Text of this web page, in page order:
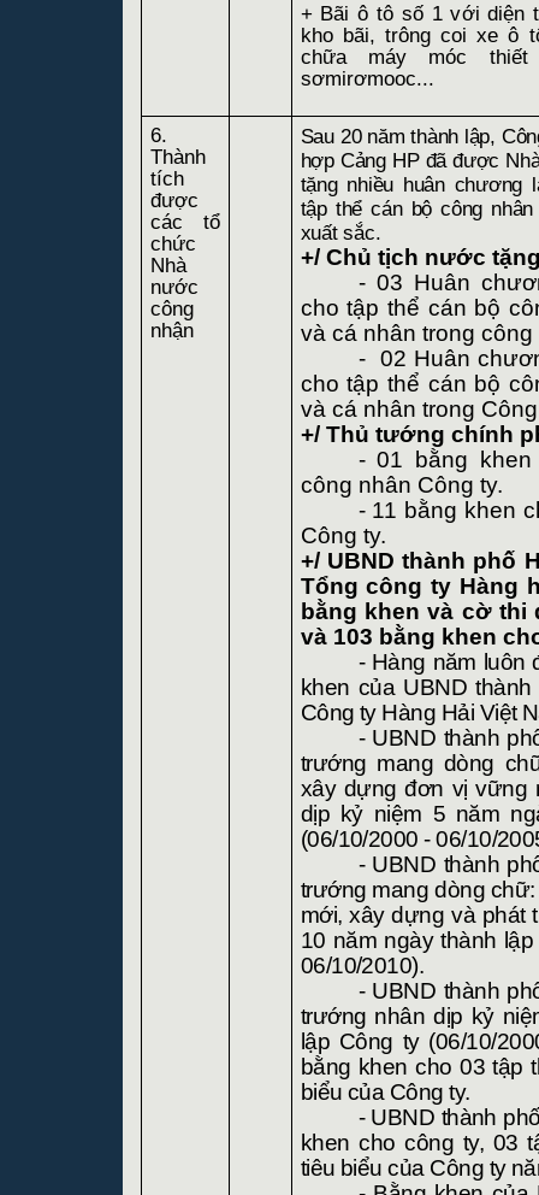
+ Bãi ô tô số 1 với diện
kho bãi, trông coi xe ô
chữa máy móc
sơmirơmooc...
6.
Thành
tích
được
các tổ
chức
Nhà
nước
công
nhận
Sau 20 năm thành lập,
hợp Cảng HP đã được
tặng nhiều huân chương
tập thể cán bộ công
xuất sắc.
+/ Chủ tịch nước
- 03 Huân
cho tập thể cán bộ
và cá nhân trong
- 02 Huân
cho tập thể cán bộ
và cá nhân trong
+/ Thủ tướng chính
- 01 bằng
công nhân Công ty.
- 11 bằng khen
Công ty.
+/ UBND thành phố
Tổng công ty Hàng
bằng khen và cờ thi
và 103 bằng khen
- Hàng năm luôn
khen của UBND
Công ty Hàng Hải Việt
- UBND thành
trướng mang dòng
xây dựng đơn vị vững
dịp kỷ niệm 5 năm
(06/10/2000 - 06/10/
- UBND thành
trướng mang dòng
mới, xây dựng và phát
10 năm ngày thành
06/10/2010).
- UBND thành
trướng nhân dịp kỷ
lập Công ty (06/10/
bằng khen cho 03 tập
biểu của Công ty.
- UBND thành
khen cho công ty, 03
tiêu biểu của Công ty